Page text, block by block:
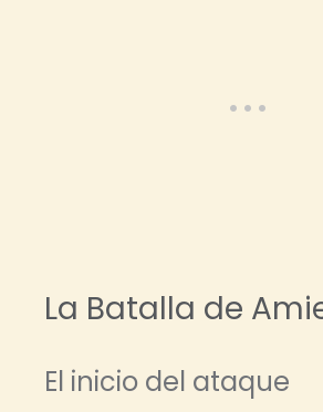
La Batalla de
El inicio del ataque